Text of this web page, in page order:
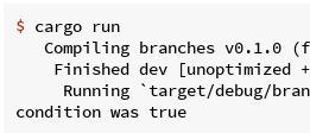
$ cargo run
Compiling branches v0.1.0
Finished dev [unoptimized
Running `target/debug/